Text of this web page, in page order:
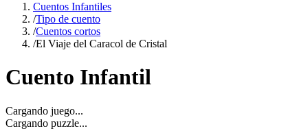
Cuentos Infantiles
/Tipo de cuento
/Cuentos cortos
/El Viaje del Caracol de Cristal
Cuento Infantil
Cargando juego...
Cargando puzzle...